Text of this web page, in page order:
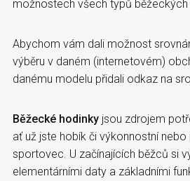
možnostech všech typů běžeckých
Abychom vám dali možnost
výběru v daném (internetovém)
danému modelu přidali odkaz na
Běžecké hodinky jsou zdrojem
ať už jste hobík či výkonnostní
sportovec. U začínajících běžců si
elementárními daty a základními